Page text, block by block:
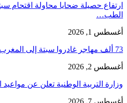
الطب…
أغسطس 1, 2026
73 ألف مهاجر غادروا سبتة إلى المغرب وعدد القتلى يرتفع لـ71
أغسطس 2, 2026
وزارة التربية الوطنية تعلن عن
أغسطس 7, 2026